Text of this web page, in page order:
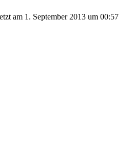
am 1. September 2013 um 00:57